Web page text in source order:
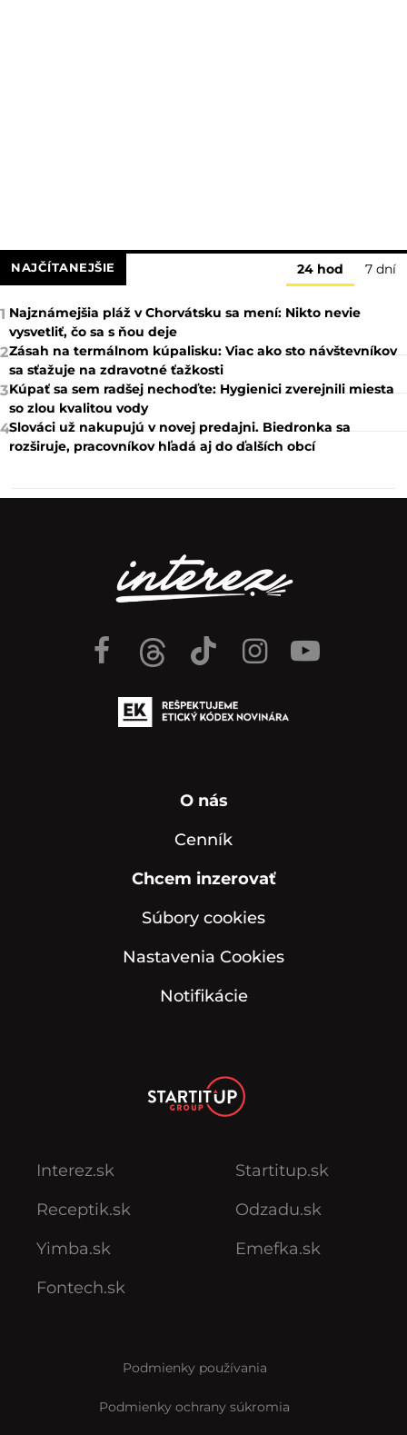
NAJČÍTANEJŠIE 24 hod 7 dní
1 Najznámejšia pláž v Chorvátsku sa mení: Nikto nevie
vysvetliť, čo sa s ňou deje
2Zásah na termálnom kúpalisku: Viac ako sto návštevníkov
sa sťažuje na zdravotné ťažkosti
3Kúpať sa sem radšej nechoďte: Hygienici zverejnili miesta
so zlou kvalitou vody
4Slováci už nakupujú v novej predajni. Biedronka sa
rozširuje, pracovníkov hľadá aj do ďalších obcí
O nás
Cenník
Chcem inzerovať
Súbory cookies
Nastavenia Cookies
Notifikácie
Interez.sk
Receptik.sk
Yimba.sk
Fontech.sk
Startitup.sk
Odzadu.sk
Emefka.sk
Podmienky používania
Podmienky ochrany súkromia